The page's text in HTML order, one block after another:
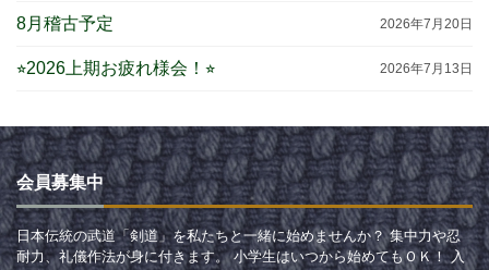
8月稽古予定 2026年7月20日
⭐︎2026上期お疲れ様会！⭐︎ 2026年7月13日
会員募集中
日本伝統の武道「剣道」を私たちと一緒に始めませんか？ 集中力や忍
耐力、礼儀作法が身に付きます。 小学生はいつから始めてもＯＫ！ 入